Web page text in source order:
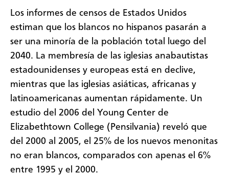
Los informes de censos de Estados Unidos
estiman que los blancos no hispanos pasarán a
ser una minoría de la población total luego del
2040. La membresía de las iglesias anabautistas
estadounidenses y europeas está en declive,
mientras que las iglesias asiáticas, africanas y
latinoamericanas aumentan rápidamente. Un
estudio del 2006 del Young Center de
Elizabethtown College (Pensilvania) reveló que
del 2000 al 2005, el 25% de los nuevos menonitas
no eran blancos, comparados con apenas el 6%
entre 1995 y el 2000.